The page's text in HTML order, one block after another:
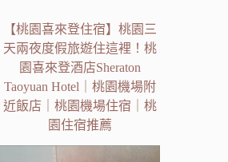
【桃園喜來登住宿】桃園三
天兩夜度假旅遊住這裡！桃
園喜來登酒店Sheraton
Taoyuan Hotel｜桃園機場附
近飯店｜桃園機場住宿｜桃
園住宿推薦